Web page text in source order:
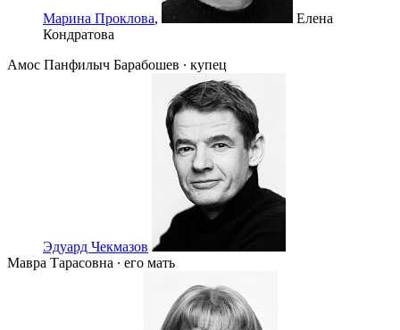
Марина Проклова,
Eлена
Кондратова
Амос Панфилыч Барабошев ∙ купец
Эдуард Чекмазов
Мавра Тарасовна ∙ его мать